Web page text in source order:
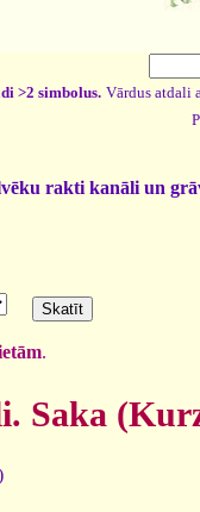
>2 simbolus. Vārdus atdali
rakti kanāli un
.
Saka